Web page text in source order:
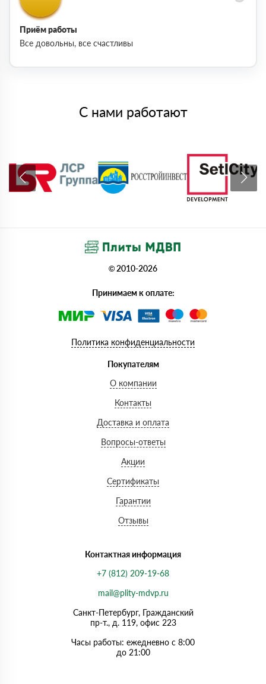
Приём работы
Все довольны, все счастливы
С нами работают
© 2010-2026
Принимаем к оплате:
Политика конфиденциальности
Покупателям
О компании
Контакты
Доставка и оплата
Вопросы-ответы
Акции
Сертификаты
Гарантии
Отзывы
Контактная информация
+7 (812) 209-19-68
mail@plity-mdvp.ru
Санкт-Петербург, Граждaнский
пр-т., д. 119, офис 223
Часы работы: ежедневно с 8:00
до 21:00